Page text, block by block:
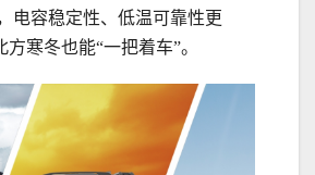
电容稳定性、低温可靠性更
寒冬也能“一把着车”。